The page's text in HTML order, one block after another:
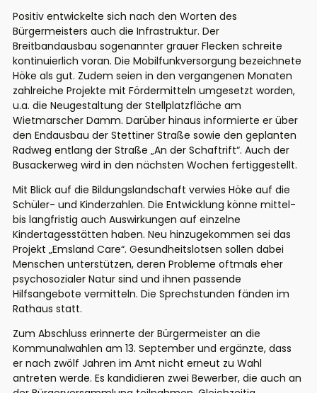
Positiv entwickelte sich nach den Worten des
Bürgermeisters auch die Infrastruktur. Der
Breitbandausbau sogenannter grauer Flecken schreite
kontinuierlich voran. Die Mobilfunkversorgung bezeichnete
Höke als gut. Zudem seien in den vergangenen Monaten
zahlreiche Projekte mit Fördermitteln umgesetzt worden,
u.a. die Neugestaltung der Stellplatzfläche am
Wietmarscher Damm. Darüber hinaus informierte er über
den Endausbau der Stettiner Straße sowie den geplanten
Radweg entlang der Straße „An der Schaftrift“. Auch der
Busackerweg wird in den nächsten Wochen fertiggestellt.
Mit Blick auf die Bildungslandschaft verwies Höke auf die
Schüler- und Kinderzahlen. Die Entwicklung könne mittel-
bis langfristig auch Auswirkungen auf einzelne
Kindertagesstätten haben. Neu hinzugekommen sei das
Projekt „Emsland Care“. Gesundheitslotsen sollen dabei
Menschen unterstützen, deren Probleme oftmals eher
psychosozialer Natur sind und ihnen passende
Hilfsangebote vermitteln. Die Sprechstunden fänden im
Rathaus statt.
Zum Abschluss erinnerte der Bürgermeister an die
Kommunalwahlen am 13. September und ergänzte, dass
er nach zwölf Jahren im Amt nicht erneut zu Wahl
antreten werde. Es kandidieren zwei Bewerber, die auch an